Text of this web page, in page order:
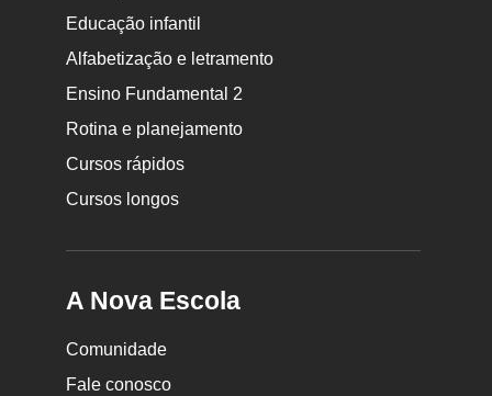
Educação infantil
Alfabetização e letramento
Ensino Fundamental 2
Rotina e planejamento
Cursos rápidos
Cursos longos
A Nova Escola
Comunidade
Fale conosco